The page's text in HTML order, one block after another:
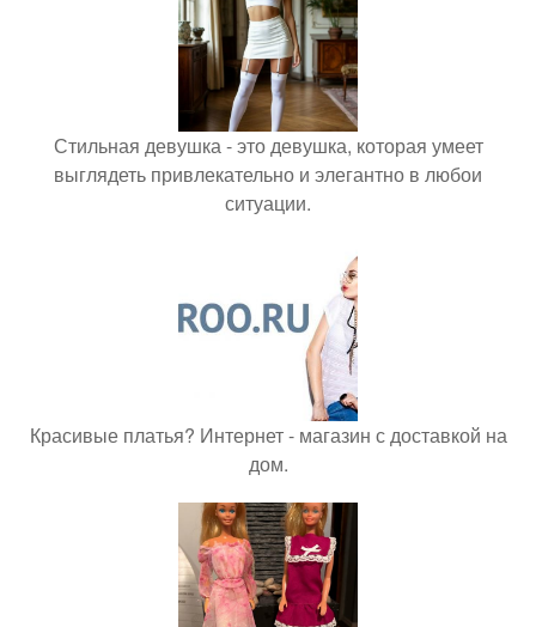
Стильная девушка - это девушка, которая умеет
выглядеть привлекательно и элегантно в любои
ситуации.
Красивые платья? Интернет - магазин с доставкой на
дом.